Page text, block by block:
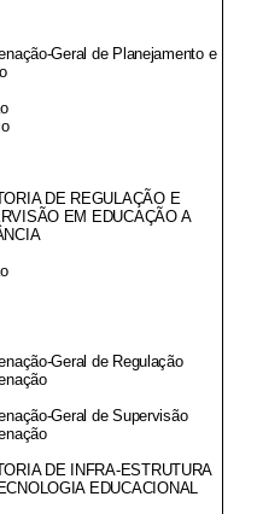
Geral de Planejamento e
DE REGULAÇÃO E
EM EDUCAÇÃO A
Geral de Regulação
Geral de Supervisão
DE INFRA-ESTRUTURA
EDUCACIONAL